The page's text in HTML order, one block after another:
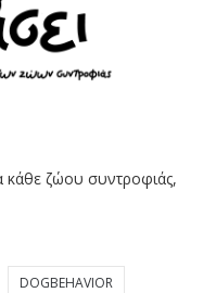
κάθε ζώου συντροφιάς,
DOGBEHAVIOR